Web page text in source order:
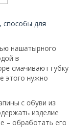
способы для
нашатырного
в
смачивают губку
этого нужно
с обуви из
изделие
– обработать его